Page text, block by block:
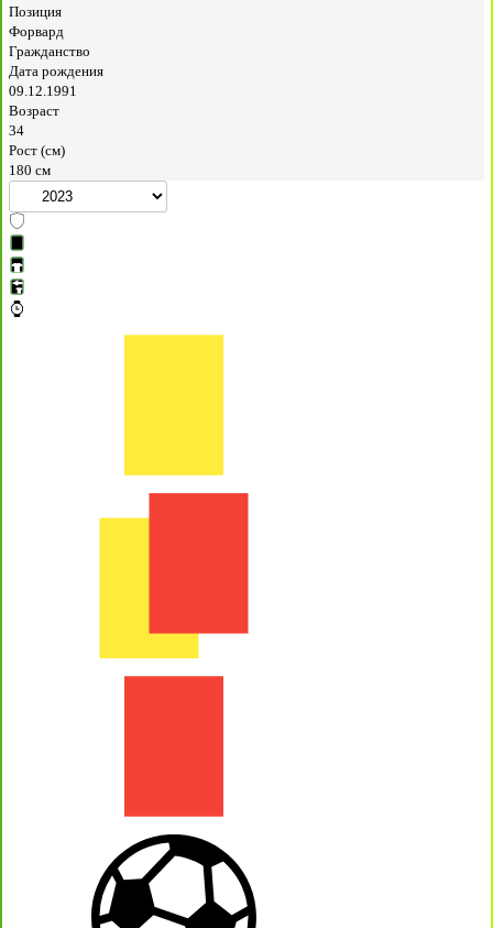
Позиция
Форвард
Гражданство
Дата рождения
09.12.1991
Возраст
34
Рост (см)
180 см